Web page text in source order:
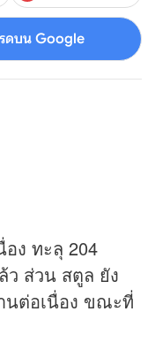
ดบน Google
ง ทะลุ 204
ว ส่วน สตูล ยัง
นต่อเนื่อง ขณะที่